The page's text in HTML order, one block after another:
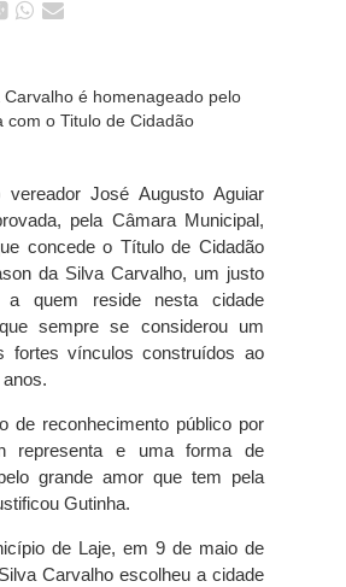
José Augusto Aguiar
pela Câmara Municipal,
concede o Título de Cidadão
da Silva Carvalho, um justo
a quem reside nesta cidade
sempre se considerou um
fortes vínculos construídos ao
de reconhecimento público por
representa e uma forma de
grande amor que tem pela
Gutinha.
de Laje, em 9 de maio de
Carvalho escolheu a cidade